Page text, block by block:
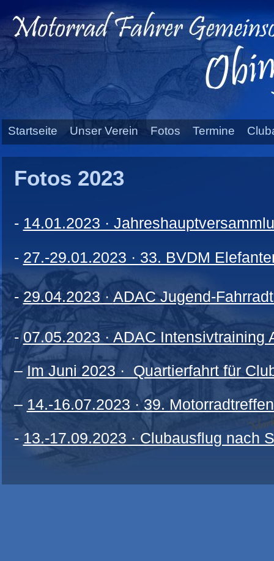
Startseite Unser Verein Fotos Termine
Fotos 2023
- 14.01.2023 ·
- 27.-29.01.2023 · 33. BVDM
- 29.04.2023 · ADAC Jugend-
-07.05.2023 · ADAC Intensivtraining
–Im Juni 2023 · Quartierfahrt für
– 14.-16.07.2023 · 39.
- 13.-17.09.2023 · Clubausflug nach